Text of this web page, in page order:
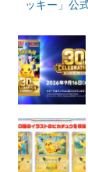
ッキー」公